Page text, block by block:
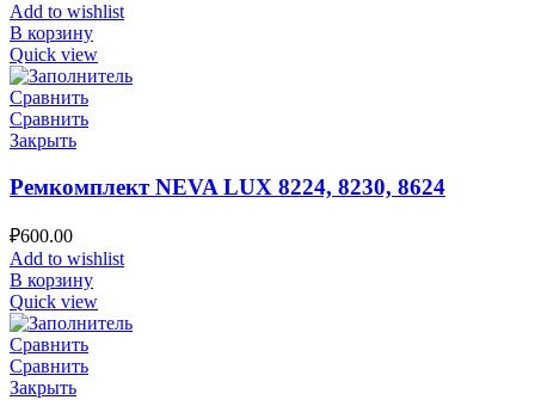
Add to wishlist
В корзину
Quick view
Сравнить
Сравнить
Закрыть
Ремкомплект NEVA LUX 8224, 8230, 8624
₽600.00
Add to wishlist
В корзину
Quick view
Сравнить
Сравнить
Закрыть